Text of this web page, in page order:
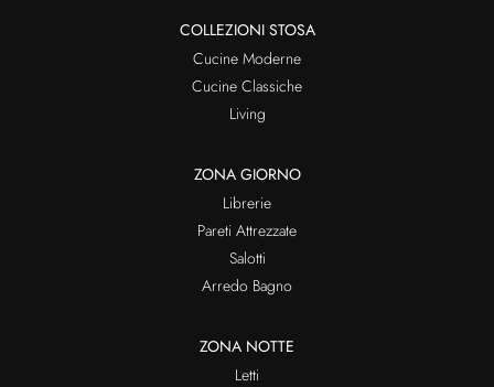
COLLEZIONI STOSA
Cucine Moderne
Cucine Classiche
Living
ZONA GIORNO
Librerie
Pareti Attrezzate
Salotti
Arredo Bagno
ZONA NOTTE
Letti